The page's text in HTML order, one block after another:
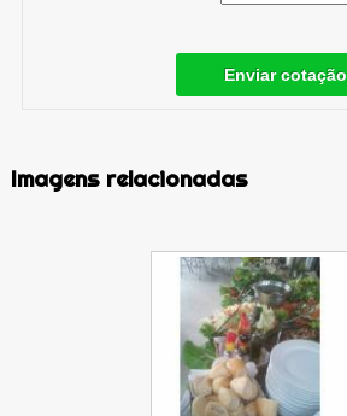
Enviar cotação
Imagens relacionadas